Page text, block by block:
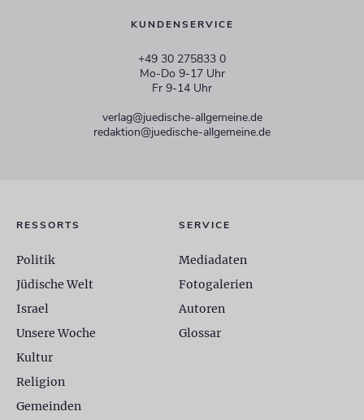
KUNDENSERVICE
+49 30 275833 0
Mo-Do 9-17 Uhr
Fr 9-14 Uhr
verlag@juedische-allgemeine.de
redaktion@juedische-allgemeine.de
RESSORTS
Politik
Jüdische Welt
Israel
Unsere Woche
Kultur
Religion
Gemeinden
SERVICE
Mediadaten
Fotogalerien
Autoren
Glossar